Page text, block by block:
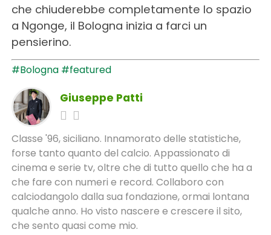
che chiuderebbe completamente lo spazio
a Ngonge, il Bologna inizia a farci un
pensierino.
#Bologna #featured
Giuseppe Patti
Classe '96, siciliano. Innamorato delle statistiche,
forse tanto quanto del calcio. Appassionato di
cinema e serie tv, oltre che di tutto quello che ha a
che fare con numeri e record. Collaboro con
calciodangolo dalla sua fondazione, ormai lontana
qualche anno. Ho visto nascere e crescere il sito,
che sento quasi come mio.